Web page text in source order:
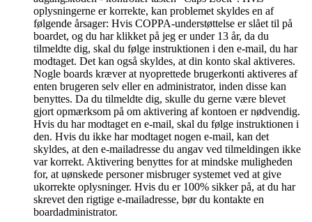
oplysningerne er korrekte, kan problemet skyldes en af
følgende årsager: Hvis COPPA-understøttelse er slået til på
boardet, og du har klikket på jeg er under 13 år, da du
tilmeldte dig, skal du følge instruktionen i den e-mail, du har
modtaget. Det kan også skyldes, at din konto skal aktiveres.
Nogle boards kræver at nyoprettede brugerkonti aktiveres af
enten brugeren selv eller en administrator, inden disse kan
benyttes. Da du tilmeldte dig, skulle du gerne være blevet
gjort opmærksom på om aktivering af kontoen er nødvendig.
Hvis du har modtaget en e-mail, skal du følge instruktionen i
den. Hvis du ikke har modtaget nogen e-mail, kan det
skyldes, at den e-mailadresse du angav ved tilmeldingen ikke
var korrekt. Aktivering benyttes for at mindske muligheden
for, at uønskede personer misbruger systemet ved at give
ukorrekte oplysninger. Hvis du er 100% sikker på, at du har
skrevet den rigtige e-mailadresse, bør du kontakte en
boardadministrator.